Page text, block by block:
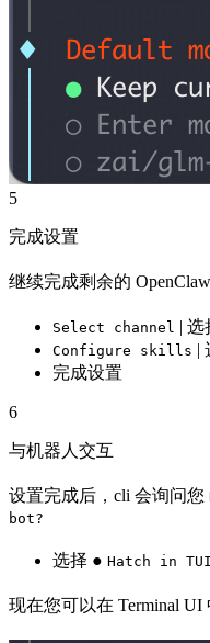
5
完成设置
继续完成剩余的
Select channel | 选
Configure skills |
完成设置
6
与机器人交互
设置完成后，cli 会询问您
bot?
选择 ● Hatch in TUI
现在您可以在 Terminal UI